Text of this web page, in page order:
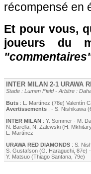
récompensé en
Et pour vous,
joueurs du
INTER MILAN 2-1 URAWA
Stade : Lumen Field - Arbitre :
Buts : L. Martínez (78e) Valentín
Avertissements : - S. Nishikawa
INTER MILAN : Y. Sommer - M.
N. Barella N. Zalewski (H.
L. Martínez
URAWA RED DIAMONDS : S.
S. Gustafson (G. Haraguchi , 87e) -
Y. Matsuo (Thiago Santana , 79e)